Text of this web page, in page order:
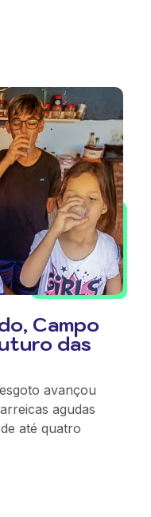
Campo
das
avançou
agudas
até quatro